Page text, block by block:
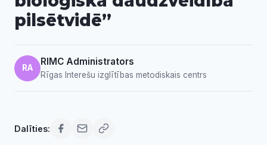
pilsētvidē”
RA
RIMC Administrators
Rīgas Interešu izglītības metodiskais centrs
Dalīties: